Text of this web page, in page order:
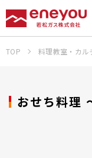
TOP 料理教室・カル
おせち料理